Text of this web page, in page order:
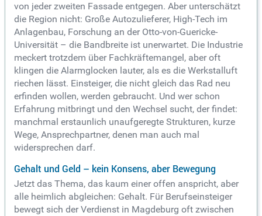
von jeder zweiten Fassade entgegen. Aber unterschätzt
die Region nicht: Große Autozulieferer, High-Tech im
Anlagenbau, Forschung an der Otto-von-Guericke-
Universität – die Bandbreite ist unerwartet. Die Industrie
meckert trotzdem über Fachkräftemangel, aber oft
klingen die Alarmglocken lauter, als es die Werkstalluft
riechen lässt. Einsteiger, die nicht gleich das Rad neu
erfinden wollen, werden gebraucht. Und wer schon
Erfahrung mitbringt und den Wechsel sucht, der findet:
manchmal erstaunlich unaufgeregte Strukturen, kurze
Wege, Ansprechpartner, denen man auch mal
widersprechen darf.
Gehalt und Geld – kein Konsens, aber Bewegung
Jetzt das Thema, das kaum einer offen anspricht, aber
alle heimlich abgleichen: Gehalt. Für Berufseinsteiger
bewegt sich der Verdienst in Magdeburg oft zwischen